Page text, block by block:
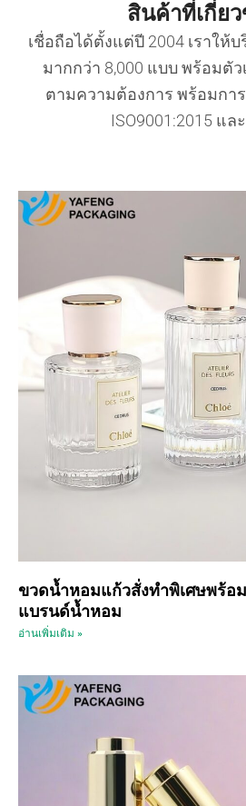
สินค้าที่เกี่ย
เชื่อถือได้ตั้งแต่ปี 2004 เราให้
มากกว่า 8,000 แบบ พร้อมตั
ตามความต้องการ พร้อมกา
ISO9001:2015 แล
ขวดน้ำหอมแก้วสั่งทำพิเศษพร้อ
แบรนด์น้ำหอม
อ่านเพิ่มเติม »